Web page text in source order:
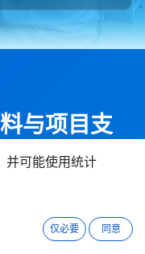
与项目支
客户把现场数据接
并可能使用统计
仅必要 同意